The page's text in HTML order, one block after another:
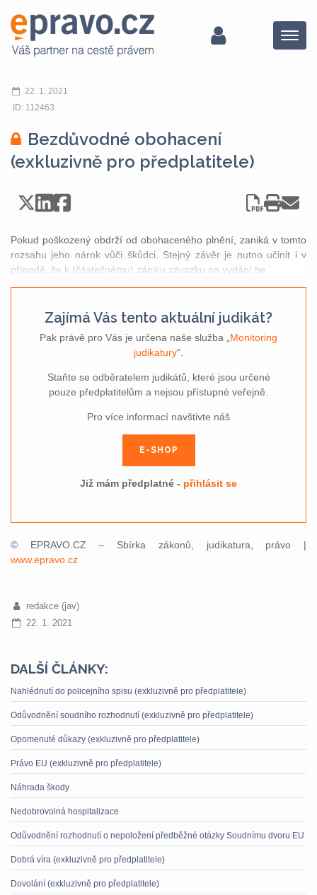
Menu
22. 1. 2021
ID: 112463
Bezdůvodné obohacení
(exkluzivně pro předplatitele)
Pokud poškozený obdrží od obohaceného plnění, zaniká v tomto
rozsahu jeho nárok vůči škůdci. Stejný závěr je nutno učinit i v
případě, že k (částečnému) zániku závazku na vydání be
Zajímá Vás tento aktuální judikát?
Pak právě pro Vás je určena naše služba „ Monitoring
judikatury“.
Staňte se odběratelem judikátů, které jsou určené
pouze předplatitelům a nejsou přístupné veřejně.
Pro více informací navštivte náš
E-SHOP
Již mám předplatné - přihlásit se
© EPRAVO.CZ – Sbírka zákonů, judikatura, právo |
www.epravo.cz
redakce (jav)
22. 1. 2021
DALŠÍ ČLÁNKY:
Nahlédnutí do policejního spisu (exkluzivně pro předplatitele)
Odůvodnění soudního rozhodnutí (exkluzivně pro předplatitele)
Opomenuté důkazy (exkluzivně pro předplatitele)
Právo EU (exkluzivně pro předplatitele)
Náhrada škody
Nedobrovolná hospitalizace
Odůvodnění rozhodnutí o nepoložení předběžné otázky Soudnímu dvoru EU
Dobrá víra (exkluzivně pro předplatitele)
Dovolání (exkluzivně pro předplatitele)